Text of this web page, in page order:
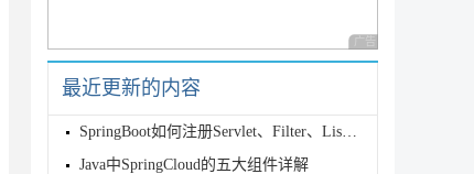
{
BeanDefinitionRegistry registry) {
广告 商业广告，理性
最近更新的内容
SpringBoot如何注册Servlet、Filter、Listener的
Java中SpringCloud的五大组件详解